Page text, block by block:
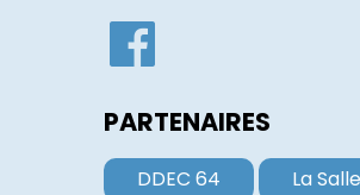
PARTENAIRES
DDEC 64 La